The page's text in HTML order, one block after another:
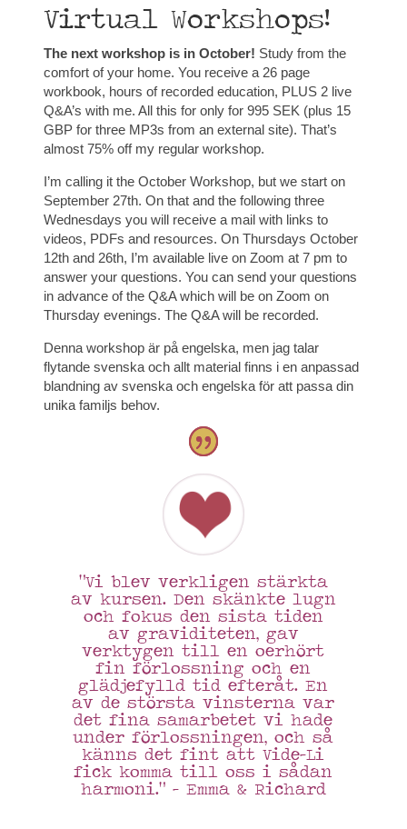
Virtual Workshops!
The next workshop is in October! Study from the
comfort of your home. You receive a 26 page
workbook, hours of recorded education, PLUS 2 live
Q&A’s with me. All this for only for 995 SEK (plus 15
GBP for three MP3s from an external site). That’s
almost 75% off my regular workshop.
I’m calling it the October Workshop, but we start on
September 27th. On that and the following three
Wednesdays you will receive a mail with links to
videos, PDFs and resources. On Thursdays October
12th and 26th, I’m available live on Zoom at 7 pm to
answer your questions. You can send your questions
in advance of the Q&A which will be on Zoom on
Thursday evenings. The Q&A will be recorded.
Denna workshop är på engelska, men jag talar
flytande svenska och allt material finns i en anpassad
blandning av svenska och engelska för att passa din
unika familjs behov.
“Vi blev verkligen stärkta
av kursen. Den skänkte lugn
och fokus den sista tiden
av graviditeten, gav
verktygen till en oerhört
fin förlossning och en
glädjefylld tid efteråt. En
av de största vinsterna var
det fina samarbetet vi hade
under förlossningen, och så
känns det fint att Vide-Li
fick komma till oss i sådan
harmoni.” – Emma & Richard